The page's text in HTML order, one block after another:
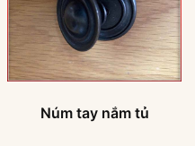
Núm tay nắm tủ